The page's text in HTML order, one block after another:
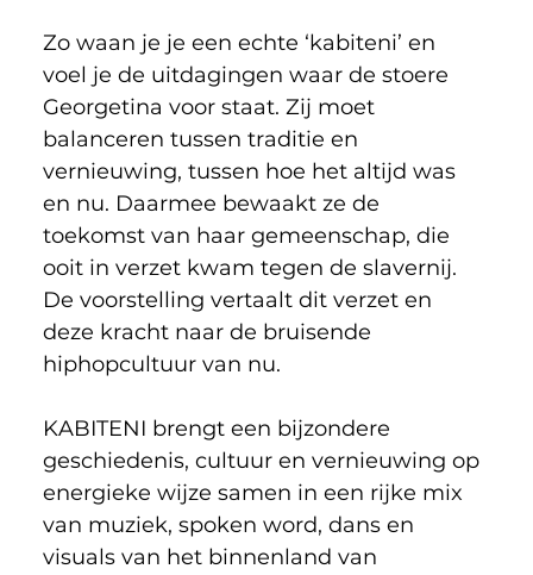
Zo waan je je een echte ‘kabiteni’ en
voel je de uitdagingen waar de stoere
Georgetina voor staat. Zij moet
balanceren tussen traditie en
vernieuwing, tussen hoe het altijd was
en nu. Daarmee bewaakt ze de
toekomst van haar gemeenschap, die
ooit in verzet kwam tegen de slavernij.
De voorstelling vertaalt dit verzet en
deze kracht naar de bruisende
hiphopcultuur van nu.
KABITENI brengt een bijzondere
geschiedenis, cultuur en vernieuwing op
energieke wijze samen in een rijke mix
van muziek, spoken word, dans en
visuals van het binnenland van